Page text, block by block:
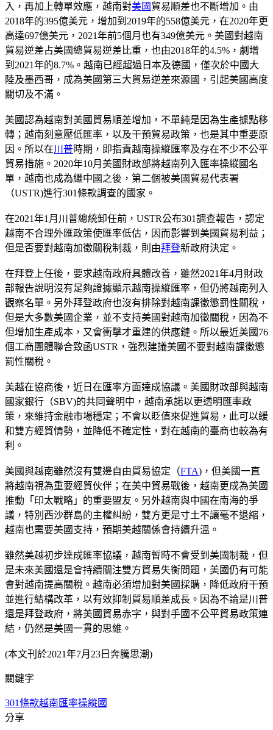
入，再加上轉單效應，越南對美國 貿易順差也不斷增加。由
2018年的395億美元，增加到2019年的558億美元，在2020年更
高達697億美元，2021年前5個月也有349億美元。美國對越南
貿易逆差占美國總貿易逆差比重，也由2018年的4.5%，劇增
到2021年的8.7%。越南已經超過日本及德國，僅次於中國大
陸及墨西哥，成為美國第三大貿易逆差來源國，引起美國高度
關切及不滿。
美國認為越南對美國貿易順差增加，不單純是因為生產據點移
轉；越南刻意壓低匯率，以及干預貿易政策，也是其中重要原
因。所以在川普時期，即指責越南操縱匯率及存在不少不公平
貿易措施。2020年10月美國財政部將越南列入匯率操縱國名
單，越南也成為繼中國之後，第二個被美國貿易代表署
（USTR)進行301條款調查的國家。
在2021年1月川普總統卸任前，USTR公布301調查報告，認定
越南不合理外匯政策使匯率低估，因而影響到美國貿易利益；
但是否要對越南加徵關稅制裁，則由拜登新政府決定。
在拜登上任後，要求越南政府具體改善，雖然2021年4月財政
部報告說明沒有足夠證據顯示越南操縱匯率，但仍將越南列入
觀察名單。另外拜登政府也沒有排除對越南課徵懲罰性關稅，
但是大多數美國企業，並不支持美國對越南加徵關稅，因為不
但增加生產成本，又會衝擊才重建的供應鏈。所以最近美國76
個工商團體聯合致函USTR，強烈建議美國不要對越南課徵懲
罰性關稅。
美越在協商後，近日在匯率方面達成協議。美國財政部與越南
國家銀行（SBV)的共同聲明中，越南承諾以更透明匯率政
策，來維持金融市場穩定；不會以貶值來促進貿易，此可以緩
和雙方經貿情勢，並降低不確定性，對在越南的臺商也較為有
利。
美國與越南雖然沒有雙邊自由貿易協定（FTA)，但美國一直
將越南視為重要經貿伙伴；在美中貿易戰後，越南更成為美國
推動「印太戰略」的重要盟友。另外越南與中國在南海的爭
議，特別西沙群島的主權糾紛，雙方更是寸土不讓毫不退縮，
越南也需要美國支持，預期美越關係會持續升溫。
雖然美越初步達成匯率協議，越南暫時不會受到美國制裁，但
是未來美國還是會持續關注雙方貿易失衡問題，美國仍有可能
會對越南提高關稅。越南必須增加對美國採購，降低政府干預
並進行結構改革，以有效抑制貿易順差成長。因為不論是川普
還是拜登政府，將美國貿易赤字，與對手國不公平貿易政策連
結，仍然是美國一貫的思維。
(本文刊於2021年7月23日奔騰思潮)
關鍵字
301條款越南 匯率操縱國
分享